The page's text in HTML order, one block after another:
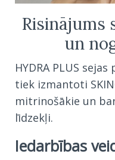
Risinājums
un
HYDRA PLUS
tiek izmantoti
mitrinošākie un
līdzekļi.
Iedarbības